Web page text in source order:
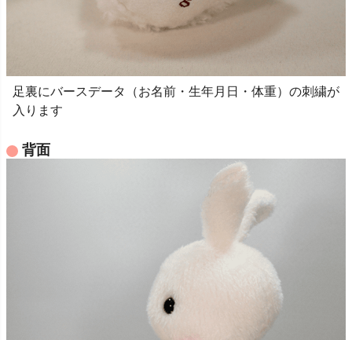
足裏にバースデータ（お名前・生年月日・体重）の刺繍が
入ります
背面